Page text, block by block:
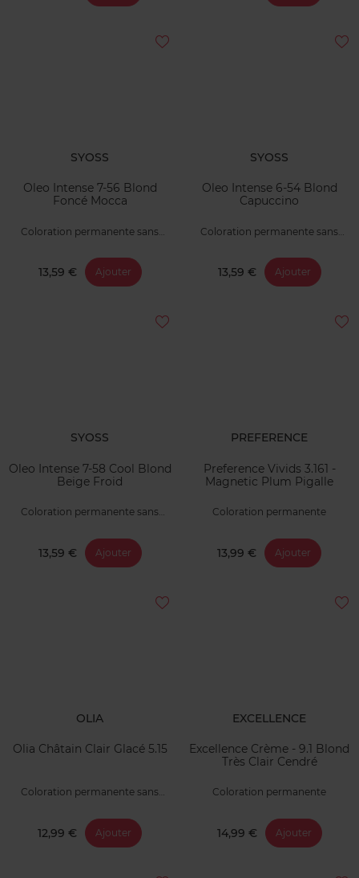
SYOSS
Oleo Intense 7-56 Blond
Foncé Mocca
Coloration permanente sans
13,59 € Ajouter
SYOSS
Oleo Intense 6-54 Blond
Capuccino
Coloration permanente sans
13,59 € Ajouter
SYOSS
Oleo Intense 7-58 Cool Blond
Beige Froid
Coloration permanente sans
13,59 € Ajouter
PREFERENCE
Preference Vivids 3.161 -
Magnetic Plum Pigalle
Coloration permanente
13,99 € Ajouter
OLIA
Olia Châtain Clair Glacé 5.15
Coloration permanente sans
12,99 € Ajouter
EXCELLENCE
Excellence Crème - 9.1 Blond
Très Clair Cendré
Coloration permanente
14,99 € Ajouter